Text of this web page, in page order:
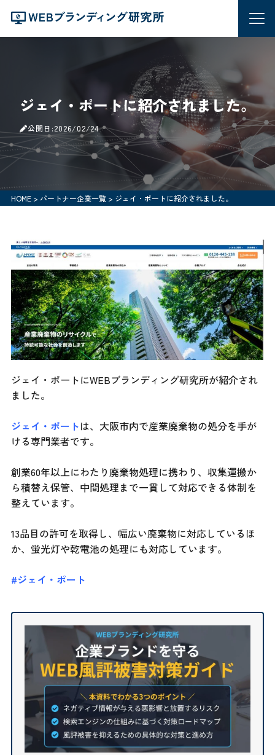
ジェイ・ポートに紹介されました。
公開日:2026/02/24
HOME> パートナー企業一覧> ジェイ・ポートに紹介されました。
ジェイ・ポートにWEBブランディング研究所が紹介され
ました。
ジェイ・ポートは、大阪市内で産業廃棄物の処分を手が
ける専門業者です。
創業60年以上にわたり廃棄物処理に携わり、収集運搬か
ら積替え保管、中間処理まで一貫して対応できる体制を
整えています。
13品目の許可を取得し、幅広い廃棄物に対応しているほ
か、蛍光灯や乾電池の処理にも対応しています。
#ジェイ・ポート